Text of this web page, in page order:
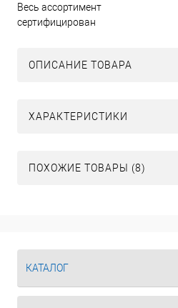
Весь ассортимент
сертифицирован
ОПИСАНИЕ ТОВАРА
ХАРАКТЕРИСТИКИ
ПОХОЖИЕ ТОВАРЫ (8)
КАТАЛОГ